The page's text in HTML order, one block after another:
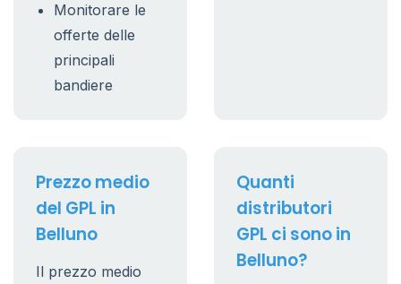
Monitorare le
offerte delle
principali
bandiere
Prezzo medio
del GPL in
Belluno
Il prezzo medio
Quanti
distributori
GPL ci sono in
Belluno?